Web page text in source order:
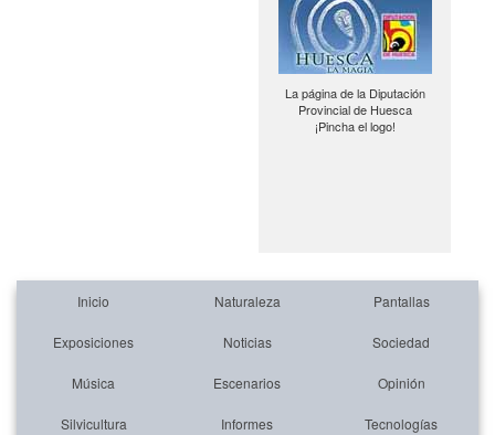
La página de la Diputación
Provincial de Huesca
¡Pincha el logo!
Inicio Naturaleza Pantallas
Exposiciones Noticias Sociedad
Música Escenarios Opinión
Silvicultura Informes Tecnologías